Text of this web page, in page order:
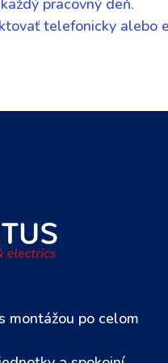
pracovný deň.
telefonicky alebo
montážou po celom